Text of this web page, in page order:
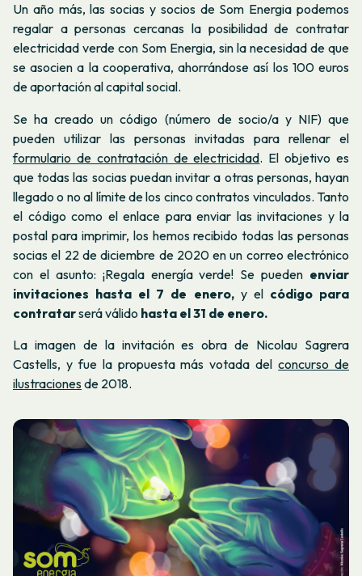
Un año más, las socias y socios de Som Energia podemos
regalar a personas cercanas la posibilidad de contratar
electricidad verde con Som Energia, sin la necesidad de que
se asocien a la cooperativa, ahorrándose así los 100 euros
de aportación al capital social.
Se ha creado un código (número de socio/a y NIF) que
pueden utilizar las personas invitadas para rellenar el
formulario de contratación de electricidad. El objetivo es
que todas las socias puedan invitar a otras personas, hayan
llegado o no al límite de los cinco contratos vinculados. Tanto
el código como el enlace para enviar las invitaciones y la
postal para imprimir, los hemos recibido todas las personas
socias el 22 de diciembre de 2020 en un correo electrónico
con el asunto: ¡Regala energía verde! Se pueden enviar
invitaciones hasta el 7 de enero,y elcódigo para
contratarserá válido hasta el 31 de enero.
La imagen de la invitación es obra de Nicolau Sagrera
Castells, y fue la propuesta más votada delconcurso de
ilustracionesde 2018.